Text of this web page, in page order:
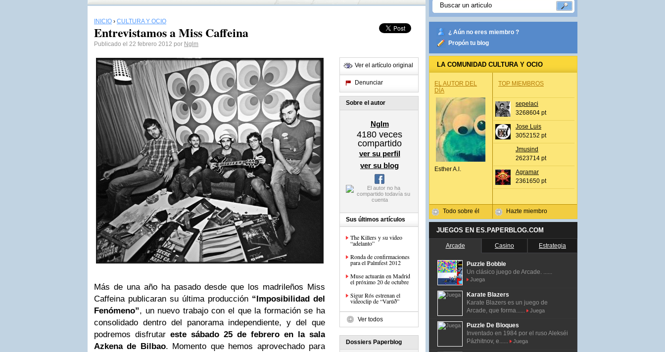
INICIO › CULTURA Y OCIO
Entrevistamos a Miss Caffeina
Publicado el 22 febrero 2012 por Nglm
Más de una año ha pasado desde que los madrileños Miss
Caffeina publicaran su última producción “Imposibilidad del
Fenómeno”, un nuevo trabajo con el que la formación se ha
consolidado dentro del panorama independiente, y del que
podremos disfrutar este sábado 25 de febrero en la sala
Azkena de Bilbao. Momento que hemos aprovechado para
Ver el artículo original
Denunciar
Sobre el autor
Nglm
4180 veces
compartido
ver su perfil
ver su blog
Sus últimos artículos
The Killers y su video
“adelanto”
Ronda de confirmaciones
para el Palmfest 2012
Muse actuarán en Madrid
el próximo 20 de octubre
Sigur Rós estrenan el
videoclip de “Varúð”
Ver todos
Dossiers Paperblog
¿ Aún no eres miembro ?
Propón tu blog
LA COMUNIDAD CULTURA Y OCIO
EL AUTOR DEL
DÍA
Esther A.l.
Todo sobre él
TOP MIEMBROS
sepelaci
3268604 pt
Jose Luis
3052152 pt
Jmusind
2623714 pt
Agramar
2361650 pt
Hazte miembro
JUEGOS EN ES.PAPERBLOG.COM
Arcade Casino Estrategia
Puzzle Bobble
Un clásico juego de Arcade. ......
Juega
Karate Blazers
Karate Blazers es un juego de
Arcade, que forma......
Juega
Puzzle De Bloques
Inventado en 1984 por el ruso Alekséi
Pázhitnov, e......
Juega